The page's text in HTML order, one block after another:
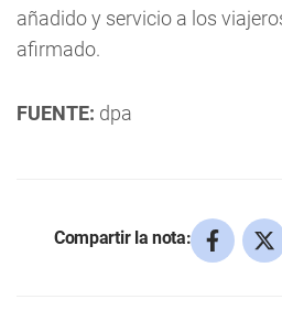
añadido y servicio a los
afirmado.
FUENTE: dpa
Compartir la nota: